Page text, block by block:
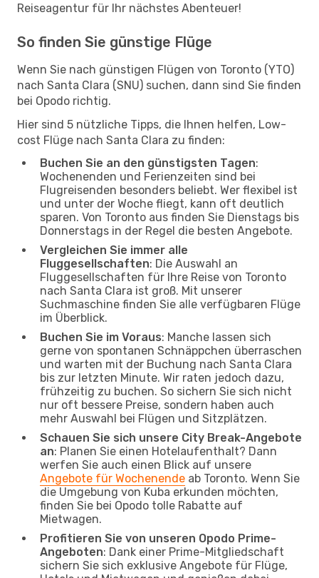
Reiseagentur für Ihr nächstes Abenteuer!
So finden Sie günstige Flüge
Wenn Sie nach günstigen Flügen von Toronto (YTO)
nach Santa Clara (SNU) suchen, dann sind Sie finden
bei Opodo richtig.
Hier sind 5 nützliche Tipps, die Ihnen helfen, Low-
cost Flüge nach Santa Clara zu finden:
Buchen Sie an den günstigsten Tagen:
Wochenenden und Ferienzeiten sind bei
Flugreisenden besonders beliebt. Wer flexibel ist
und unter der Woche fliegt, kann oft deutlich
sparen. Von Toronto aus finden Sie Dienstags bis
Donnerstags in der Regel die besten Angebote.
Vergleichen Sie immer alle
Fluggesellschaften: Die Auswahl an
Fluggesellschaften für Ihre Reise von Toronto
nach Santa Clara ist groß. Mit unserer
Suchmaschine finden Sie alle verfügbaren Flüge
im Überblick.
Buchen Sie im Voraus: Manche lassen sich
gerne von spontanen Schnäppchen überraschen
und warten mit der Buchung nach Santa Clara
bis zur letzten Minute. Wir raten jedoch dazu,
frühzeitig zu buchen. So sichern Sie sich nicht
nur oft bessere Preise, sondern haben auch
mehr Auswahl bei Flügen und Sitzplätzen.
Schauen Sie sich unsere City Break-Angebote
an: Planen Sie einen Hotelaufenthalt? Dann
werfen Sie auch einen Blick auf unsere
Angebote für Wochenende ab Toronto. Wenn Sie
die Umgebung von Kuba erkunden möchten,
finden Sie bei Opodo tolle Rabatte auf
Mietwagen.
Profitieren Sie von unseren Opodo Prime-
Angeboten: Dank einer Prime-Mitgliedschaft
sichern Sie sich exklusive Angebote für Flüge,